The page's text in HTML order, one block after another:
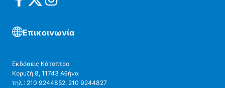
Επικοινωνία
Εκδόσεις Κάτοπτρο
Κορυζή 8, 11743 Αθήνα
τηλ.: 210 9244852, 210 9244827